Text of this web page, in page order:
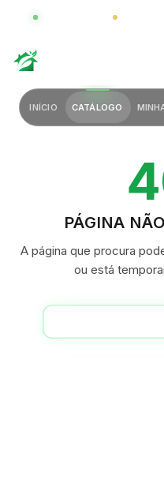
INÍCIO CATÁLOGO
PÁGINA
A página que procura
ou está